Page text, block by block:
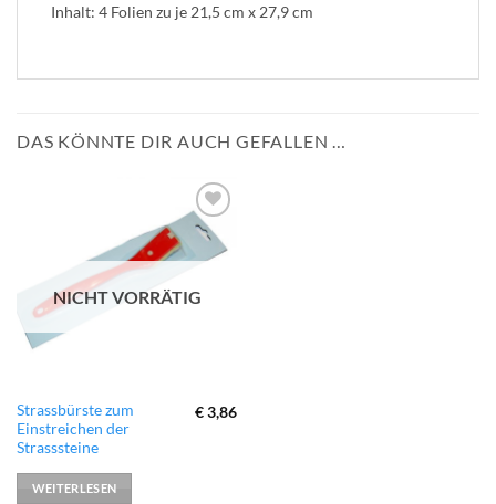
Inhalt: 4 Folien zu je 21,5 cm x 27,9 cm
DAS KÖNNTE DIR AUCH GEFALLEN …
zur
Wunschliste
hinzufügen
NICHT VORRÄTIG
Strassbürste zum
Einstreichen der
Strasssteine
€3,86
WEITERLESEN